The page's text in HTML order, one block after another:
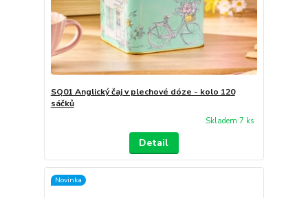
SQ01 Anglický čaj v plechové dóze - kolo 120
sáčků
Skladem 7 ks
Detail
Novinka